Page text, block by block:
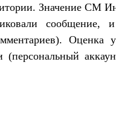
Значение СМ
сообщение,
Оценка